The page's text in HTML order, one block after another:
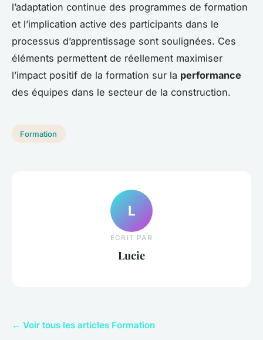
l’adaptation continue des programmes de formation
et l’implication active des participants dans le
processus d’apprentissage sont soulignées. Ces
éléments permettent de réellement maximiser
l’impact positif de la formation sur la performance
des équipes dans le secteur de la construction.
Formation
L
ECRIT PAR
Lucie
← Voir tous les articles Formation